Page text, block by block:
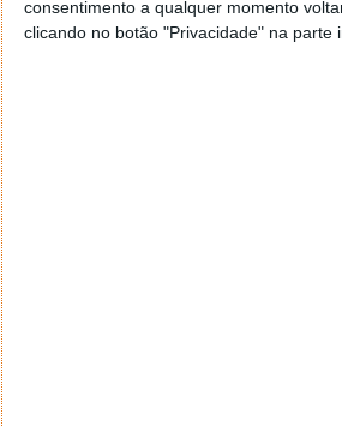
consentimento a qualquer momento
clicando no botão "Privacidade" na parte
Está mesmo ao virar da esquina